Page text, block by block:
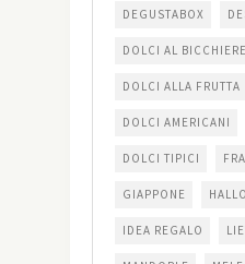
DEGUSTABOX
DOLCI AL BICCHIERE
DOLCI ALLA FRUTTA
DOLCI AMERICANI
DOLCI TIPICI
GIAPPONE
IDEA REGALO